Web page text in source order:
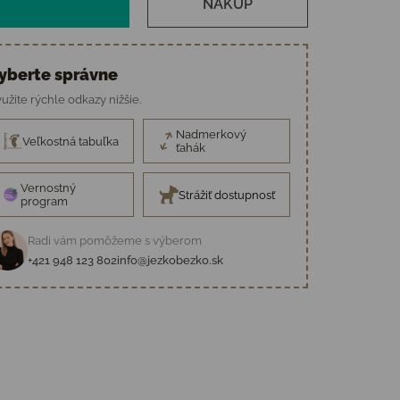
NÁKUP
správne
rýchle odkazy nižšie.
Veľkostná tabuľka
Nadmerkový
ťahák
Vernostný
program
Strážiť dostupnosť
Radi vám pomôžeme s výberom
+421 948 123 802info@jezkobezko.sk